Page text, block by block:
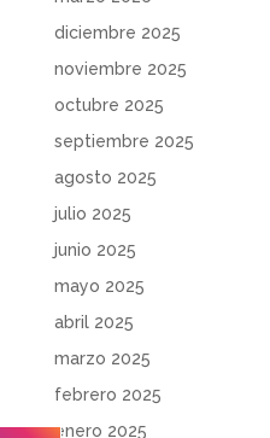
diciembre 2025
noviembre 2025
octubre 2025
septiembre 2025
agosto 2025
julio 2025
junio 2025
mayo 2025
abril 2025
marzo 2025
febrero 2025
enero 2025